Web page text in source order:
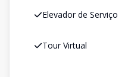
Elevador de Serviço
Tour Virtual